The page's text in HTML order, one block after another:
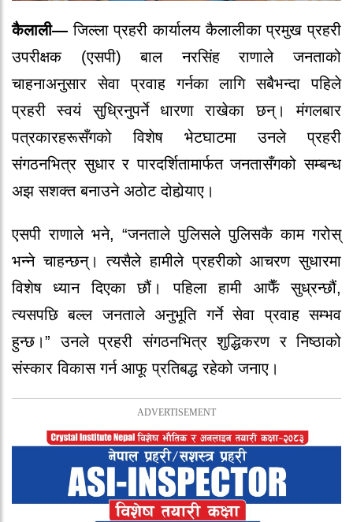
कैलाली— जिल्ला प्रहरी कार्यालय कैलालीका प्रमुख प्रहरी
उपरीक्षक (एसपी) बाल नरसिंह राणाले जनताको
चाहनाअनुसार सेवा प्रवाह गर्नका लागि सबैभन्दा पहिले
प्रहरी स्वयं सुध्रिनुपर्ने धारणा राखेका छन्। मंगलबार
पत्रकारहरूसँगको विशेष भेटघाटमा उनले प्रहरी
संगठनभित्र सुधार र पारदर्शितामार्फत जनतासँगको सम्बन्ध
अझ सशक्त बनाउने अठोट दोहोर्‍याए।
एसपी राणाले भने, “जनताले पुलिसले पुलिसकै काम गरोस्
भन्ने चाहन्छन्। त्यसैले हामीले प्रहरीको आचरण सुधारमा
विशेष ध्यान दिएका छौं। पहिला हामी आफैँ सुध्रन्छौं,
त्यसपछि बल्ल जनताले अनुभूति गर्ने सेवा प्रवाह सम्भव
हुन्छ।” उनले प्रहरी संगठनभित्र शुद्धिकरण र निष्ठाको
संस्कार विकास गर्न आफू प्रतिबद्ध रहेको जनाए।